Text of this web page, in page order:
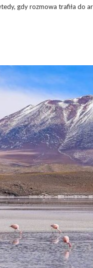
gdy rozmowa trafiła do